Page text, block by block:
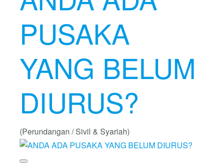
PUSAKA
YANG BELUM
DIURUS?
(Perundangan / Sivil & Syariah)